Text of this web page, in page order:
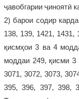
ҷавобгарии ҷиноятӣ
2) барои содир
138, 139, 1421, 1431,
қисмҳои 3 ва 4
моддаи 249, қисми
3071, 3072, 3073,
395, 396, 397, 398,